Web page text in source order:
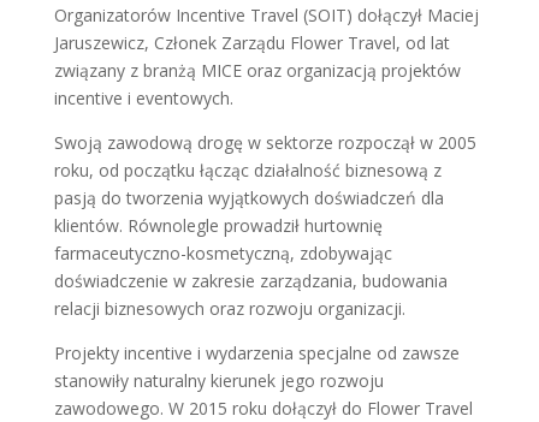
Organizatorów Incentive Travel (SOIT) dołączył Maciej
Jaruszewicz, Członek Zarządu Flower Travel, od lat
związany z branżą MICE oraz organizacją projektów
incentive i eventowych.
Swoją zawodową drogę w sektorze rozpoczął w 2005
roku, od początku łącząc działalność biznesową z
pasją do tworzenia wyjątkowych doświadczeń dla
klientów. Równolegle prowadził hurtownię
farmaceutyczno-kosmetyczną, zdobywając
doświadczenie w zakresie zarządzania, budowania
relacji biznesowych oraz rozwoju organizacji.
Projekty incentive i wydarzenia specjalne od zawsze
stanowiły naturalny kierunek jego rozwoju
zawodowego. W 2015 roku dołączył do Flower Travel